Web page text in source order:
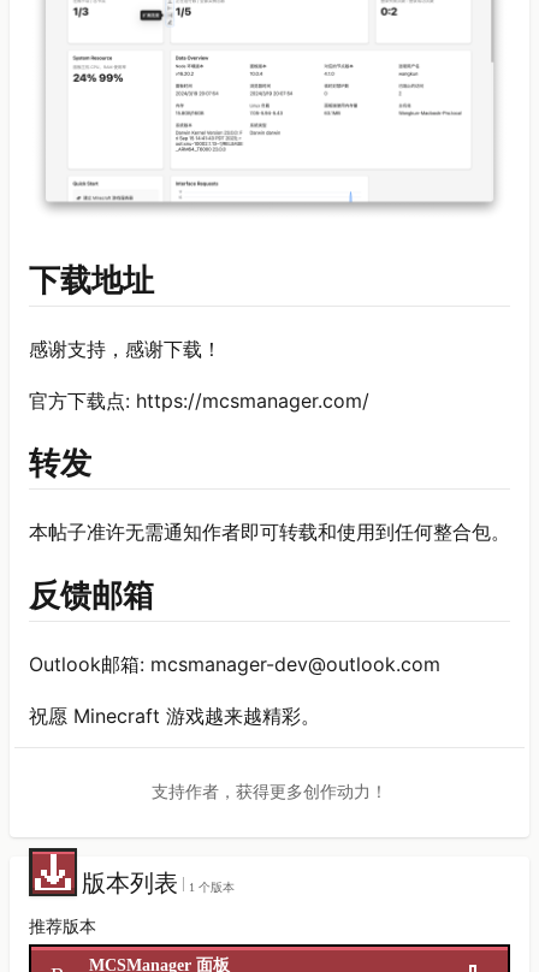
下载地址
感谢支持，感谢下载！
官方下载点: https://mcsmanager.com/
转发
本帖子准许无需通知作者即可转载和使用到任何整合包。
反馈邮箱
Outlook邮箱: mcsmanager-dev@outlook.com
祝愿 Minecraft 游戏越来越精彩。
支持作者，获得更多创作动力！
版本列表 1 个版本
推荐版本
MCSManager 面板